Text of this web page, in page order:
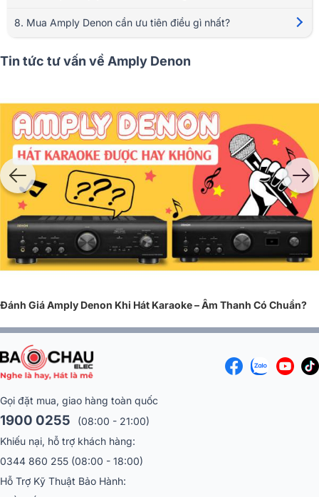
1. Giới thiệu về Amply Denon - Thương
Lịch sử thương hiệu Denon hơn 100 năm
Denon được thành lập từ năm1910, tiền thân là Nippon Chikuonki
Shokai - một trong những công ty thu âm đầu tiên tại Nhật Bản. Trải qua
nhiều giai đoạn phát triển, Denon tiên phong trong sản xuất các thiết bị
như đầu đĩa than, đầu CD, DAC và amply Hi-Fi, góp phần định hình
ngành công nghiệp âm thanh thế giới.
Trong suốt hơn một thế kỷ, Denon không ngừng đổi mới công nghệ,
nâng cao tiêu chuẩn thiết kế và chất lượng linh kiện, tạo nên những
dòngamply nghe nhạcbền bỉ ổn định vượt thời gian.
8. Mua Amply Denon cần ưu tiên điều gì nhất?
Tin tức tư vấn về Amply Denon
Đánh Giá Amply Denon Khi Hát Karaoke – Âm Thanh Có Chuẩn?
Gọi đặt mua, giao hàng toàn quốc
1900 0255
(08:00 - 21:00)
Khiếu nại, hỗ trợ khách hàng:
0344 860 255 (08:00 - 18:00)
Hỗ Trợ Kỹ Thuật Bảo Hành: